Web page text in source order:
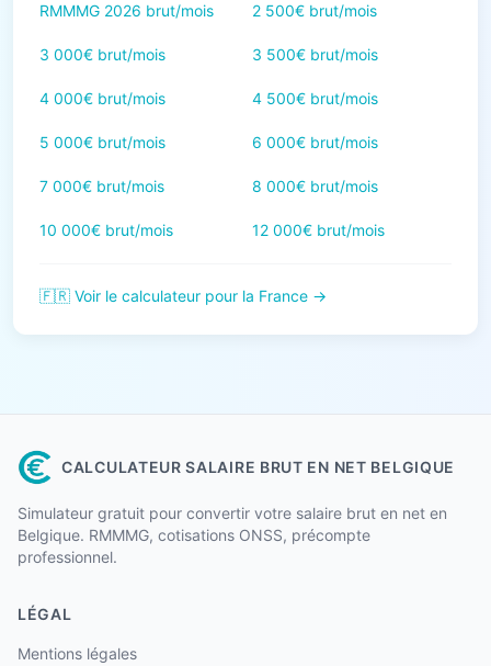
RMMMG 2026 brut/mois 2 500€ brut/mois
3 000€ brut/mois 3 500€ brut/mois
4 000€ brut/mois 4 500€ brut/mois
5 000€ brut/mois 6 000€ brut/mois
7 000€ brut/mois 8 000€ brut/mois
10 000€ brut/mois 12 000€ brut/mois
🇫🇷 Voir le calculateur pour la France →
CALCULATEUR SALAIRE BRUT EN NET BELGIQUE
Simulateur gratuit pour convertir votre salaire brut en net en
Belgique. RMMMG, cotisations ONSS, précompte
professionnel.
LÉGAL
Mentions légales